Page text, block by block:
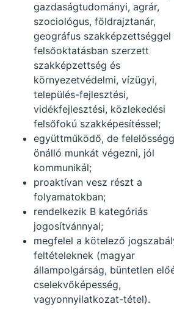
gazdaságtudományi, agrár,
szociológus, földrajztanár,
geográfus szakképzettséggel
felsőoktatásban szerzett
szakképzettség és
környezetvédelmi, vízügyi,
település-fejlesztési,
vidékfejlesztési, közlekedési
felsőfokú szakképesítéssel;
együttműködő, de
önálló munkát végezni, jól
kommunikál;
proaktívan vesz részt a
folyamatokban;
rendelkezik B kategóriás
jogosítvánnyal;
megfelel a kötelező
feltételeknek (magyar
állampolgárság, büntetlen
cselekvőképesség,
vagyonnyilatkozat-tétel).